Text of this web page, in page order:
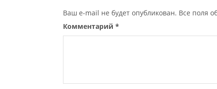
Ваш e-mail не будет опубликован. Все поля
Комментарий *